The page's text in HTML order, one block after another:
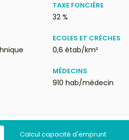
TAXE FONCIÈRE
32 %
ECOLES ET CRÈCHES
0,6 étab/km²
MÉDECINS
910 hab/médecin
Calcul capacité d'emprunt